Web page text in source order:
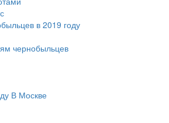
в 2019 году
чернобыльцев
В Москве